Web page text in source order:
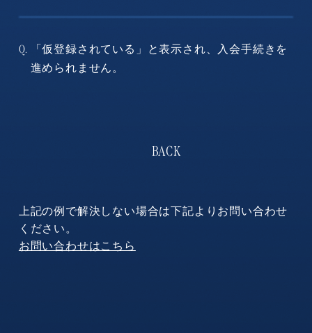
Q.
「仮登録されている」と表示され、入会手続きを
進められません。
上記の例で解決しない場合は下記よりお問い合わせ
ください。
お問い合わせはこちら